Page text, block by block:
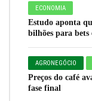
ECONOMIA
Estudo aponta
bilhões para bets
AGRONEGÓCIO
Preços do café
fase final